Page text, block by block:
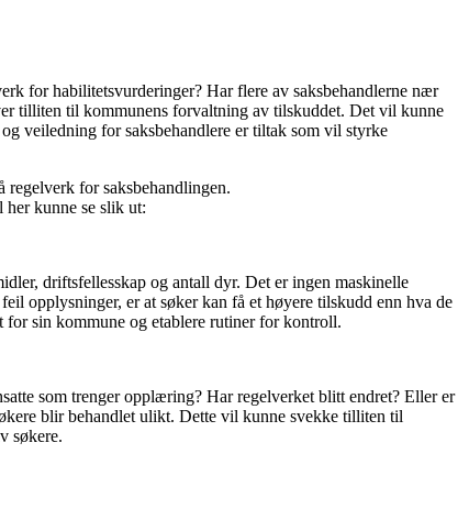
for habilitetsvurderinger? Har flere av saksbehandlerne nær
tilliten til kommunens forvaltning av tilskuddet. Det vil kunne
veiledning for saksbehandlere er tiltak som vil styrke
for saksbehandlingen.
kunne se slik ut:
driftsfellesskap og antall dyr. Det er ingen maskinelle
opplysninger, er at søker kan få et høyere tilskudd enn hva de
sin kommune og etablere rutiner for kontroll.
som trenger opplæring? Har regelverket blitt endret? Eller er
blir behandlet ulikt. Dette vil kunne svekke tilliten til
søkere.